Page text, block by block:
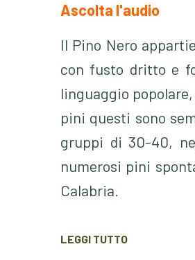
Ascolta l'audio
Il Pino Nero
con fusto dritto e
linguaggio
pini questi sono
gruppi di 30-40,
numerosi pini
Calabria.
un’area molto vasta
LEGGI TUTTO